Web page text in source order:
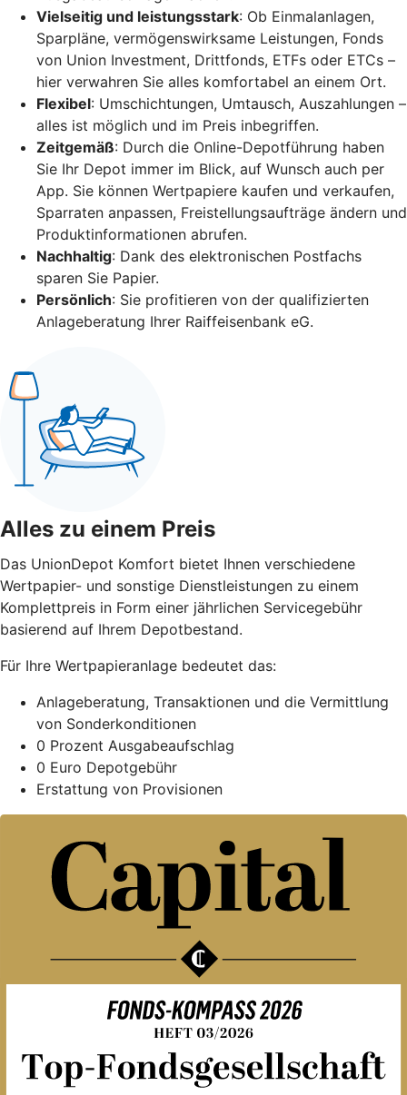
Vielseitig und leistungsstark: Ob Einmalanlagen,
Sparpläne, vermögenswirksame Leistungen, Fonds
von Union Investment, Drittfonds, ETFs oder ETCs –
hier verwahren Sie alles komfortabel an einem Ort.
Flexibel: Umschichtungen, Umtausch, Auszahlungen –
alles ist möglich und im Preis inbegriffen.
Zeitgemäß: Durch die Online-Depotführung haben
Sie Ihr Depot immer im Blick, auf Wunsch auch per
App. Sie können Wertpapiere kaufen und verkaufen,
Sparraten anpassen, Freistellungsaufträge ändern und
Produktinformationen abrufen.
Nachhaltig: Dank des elektronischen Postfachs
sparen Sie Papier.
Persönlich: Sie profitieren von der qualifizierten
Anlageberatung Ihrer Raiffeisenbank eG.
Alles zu einem Preis
Das UnionDepot Komfort bietet Ihnen verschiedene
Wertpapier- und sonstige Dienstleistungen zu einem
Komplettpreis in Form einer jährlichen Servicegebühr
basierend auf Ihrem Depotbestand.
Für Ihre Wertpapieranlage bedeutet das:
Anlageberatung, Transaktionen und die Vermittlung
von Sonderkonditionen
0 Prozent Ausgabeaufschlag
0 Euro Depotgebühr
Erstattung von Provisionen